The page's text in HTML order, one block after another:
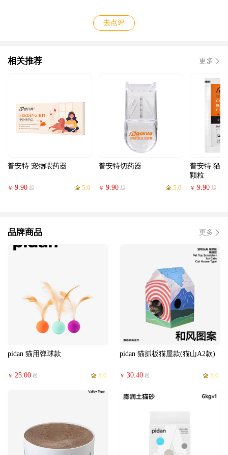
去点评
相关推荐 更多
普安特 宠物喂药器
￥ 9.90 起 5.0
普安特切药器
￥ 9.90 起 5.0
普安特 猫
颗粒
￥ 9.90 起
品牌商品 更多
pidan 猫用弹球款
￥ 25.00 起 5.0
pidan 猫抓板猫屋款(猫山A2款)
￥ 30.40 起 5.0